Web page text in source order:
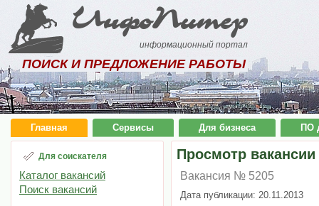
ИнфоПитер
информационный портал
ПОИСК И ПРЕДЛОЖЕНИЕ РАБОТЫ
Главная Сервисы Для бизнеса ПО
Для соискателя
Каталог вакансий
Поиск вакансий
Просмотр вакансии
Вакансия № 5205
Дата публикации: 20.11.2013